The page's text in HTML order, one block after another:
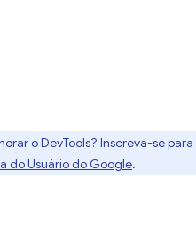
o DevTools? Inscreva-se para
do Usuário do Google.